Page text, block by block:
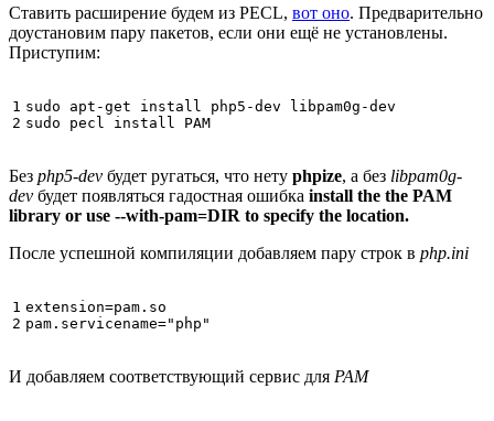
Ставить расширение будем из PECL, вот оно. Предварительно
доустановим пару пакетов, если они ещё не установлены.
Приступим:
1
2
sudo apt-get install php5-dev libpam0g-dev
Без php5-dev будет ругаться, что нету phpize, а без libpam0g-
dev будет появляться гадостная ошибка install the the PAM
library or use --with-pam=DIR to specify the location.
После успешной компиляции добавляем пару строк в php.ini
1
2
extension=pam.so
pam.servicename="php"
И добавляем соответствующий сервис для PAM